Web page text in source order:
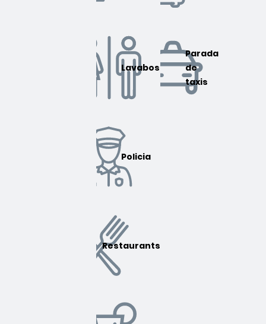
Lavabos
Policia
Restaurants
Parada
de
taxis